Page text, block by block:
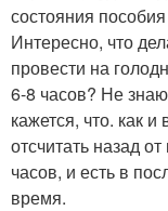
состояния
Интересно, что
провести на
6-8 часов? Не
кажется, что. как и
отсчитать назад
часов, и есть в
время.